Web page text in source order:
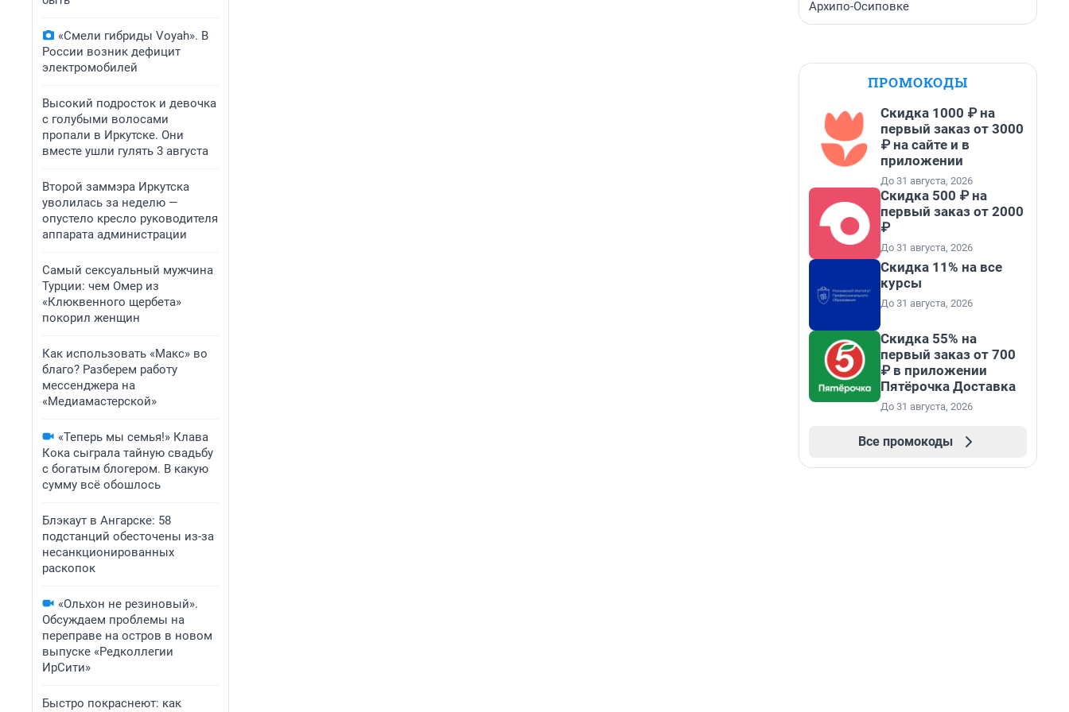
«Смели гибриды Voyah». В
России возник дефицит
электромобилей
Высокий подросток и девочка
с голубыми волосами
пропали в Иркутске. Они
вместе ушли гулять 3 августа
Второй заммэра Иркутска
уволилась за неделю —
опустело кресло руководителя
аппарата администрации
Самый сексуальный мужчина
Турции: чем Омер из
«Клюквенного щербета»
покорил женщин
Как использовать «Макс» во
благо? Разберем работу
мессенджера на
«Медиамастерской»
«Теперь мы семья!» Клава
Кока сыграла тайную свадьбу
с богатым блогером. В какую
сумму всё обошлось
Блэкаут в Ангарске: 58
подстанций обесточены из-за
несанкционированных
раскопок
«Ольхон не резиновый».
Обсуждаем проблемы на
переправе на остров в новом
выпуске «Редколлегии
ИрСити»
Быстро покраснеют: как
Архипо-Осиповке
ПРОМОКОДЫ
Скидка 1000 ₽ на
первый заказ от 3000
₽ на сайте и в
приложении
До 31 августа, 2026
Скидка 500 ₽ на
первый заказ от 2000
₽
До 31 августа, 2026
Скидка 11% на все
курсы
До 31 августа, 2026
Скидка 55% на
первый заказ от 700
₽ в приложении
Пятёрочка Доставка
До 31 августа, 2026
Все промокоды